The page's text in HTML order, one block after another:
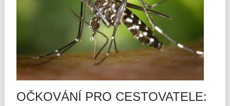
OČKOVÁNÍ PRO CESTOVATELE: